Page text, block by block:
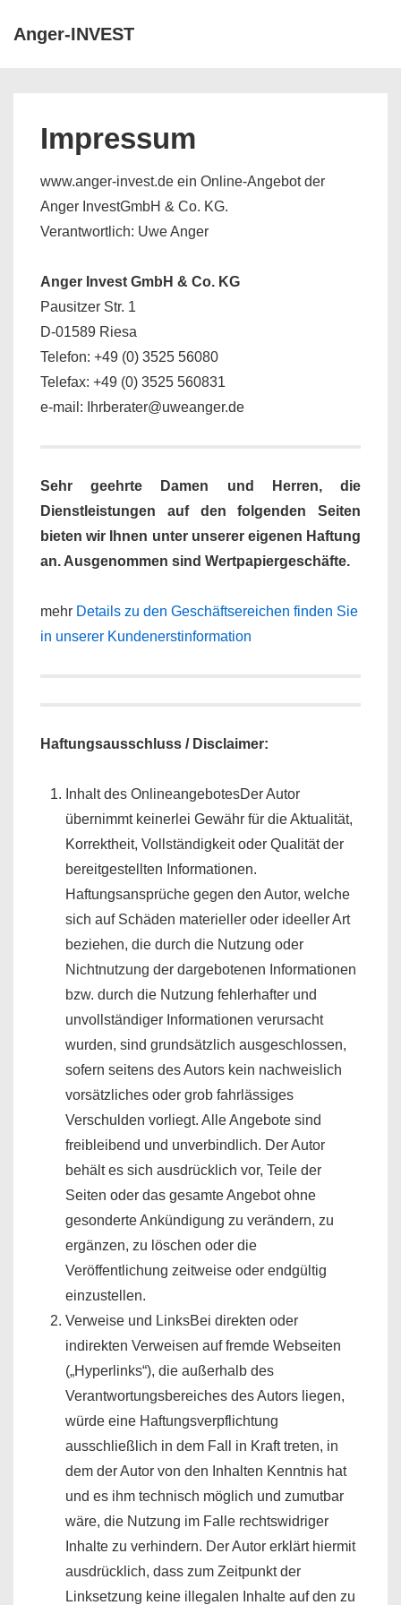
ZumAnger-INVEST
Impressum
www.anger-invest.de ein Online-Angebot der
Anger InvestGmbH & Co. KG.
Verantwortlich: Uwe Anger
Anger Invest GmbH & Co. KG
Pausitzer Str. 1
D-01589 Riesa
Telefon: +49 (0) 3525 56080
Telefax: +49 (0) 3525 560831
e-mail: Ihrberater@uweanger.de
Sehr geehrte Damen und Herren, die
Dienstleistungen auf den folgenden Seiten
bieten wir Ihnen unter unserer eigenen Haftung
an. Ausgenommen sind Wertpapiergeschäfte.
mehr Details zu den Geschäftsereichen finden Sie
in unserer Kundenerstinformation
Haftungsausschluss / Disclaimer:
Inhalt des OnlineangebotesDer Autor
übernimmt keinerlei Gewähr für die Aktualität,
Korrektheit, Vollständigkeit oder Qualität der
bereitgestellten Informationen.
Haftungsansprüche gegen den Autor, welche
sich auf Schäden materieller oder ideeller Art
beziehen, die durch die Nutzung oder
Nichtnutzung der dargebotenen Informationen
bzw. durch die Nutzung fehlerhafter und
unvollständiger Informationen verursacht
wurden, sind grundsätzlich ausgeschlossen,
sofern seitens des Autors kein nachweislich
vorsätzliches oder grob fahrlässiges
Verschulden vorliegt. Alle Angebote sind
freibleibend und unverbindlich. Der Autor
behält es sich ausdrücklich vor, Teile der
Seiten oder das gesamte Angebot ohne
gesonderte Ankündigung zu verändern, zu
ergänzen, zu löschen oder die
Veröffentlichung zeitweise oder endgültig
einzustellen.
Verweise und LinksBei direkten oder
indirekten Verweisen auf fremde Webseiten
(„Hyperlinks“), die außerhalb des
Verantwortungsbereiches des Autors liegen,
würde eine Haftungsverpflichtung
ausschließlich in dem Fall in Kraft treten, in
dem der Autor von den Inhalten Kenntnis hat
und es ihm technisch möglich und zumutbar
wäre, die Nutzung im Falle rechtswidriger
Inhalte zu verhindern. Der Autor erklärt hiermit
ausdrücklich, dass zum Zeitpunkt der
Linksetzung keine illegalen Inhalte auf den zu